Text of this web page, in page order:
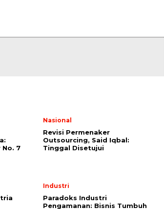
No. 7
Nasional
Revisi Permenaker
Outsourcing, Said Iqbal:
Tinggal Disetujui
Industri
Paradoks Industri
Pengamanan: Bisnis Tumbuh